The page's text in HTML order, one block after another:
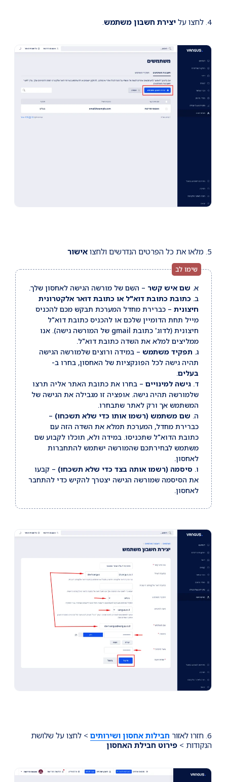
4. לחצו על יצירת חשבון משתמש.
5. מלאו את כל הפרטים הנדרשים ולחצו אישור
א. שם איש קשר – השם של מורשה הגישה לאחסון שלך.
ב. כתובת כתובת דוא"ל או כתובת דואר אלקטרונית
חיצונית – כברירת מחדל המערכת תבקש מכם להכניס
מייל תחת הדומיין שלכם או להכניס כתובת דוא"ל
חיצונית (לדוג' כתובת gmail של המורשה גישה). אנו
ממליצים למלא את השדה כתובת דוא"ל.
ג. תפקיד משתמש – במידה ורוצים שלמורשה הגישה
תהיה גישה לכל הפונקציות של האחסון, בחרו ב-
בעלים.
ד. גישה למינויים – בחרו את כתובת האתר אליה תרצו
שלמורשה תהיה גישה. אופציה זו מגבילה את הגישה של
המשתמש אך ורק לאתר שתבחרו.
ה. שם משתמש (רשמו אותו כדי שלא תשכחו) –
כברירת מחדל, המערכת תמלא את השדה הזה עם
כתובת הדוא"ל שתכניסו. במידה ולא, תוכלו לקבוע שם
משתמש לבחירתכם שהמורשה ישתמש להתחברות
לאחסון.
ו. סיסמה (רשמו אותה בצד כדי שלא תשכחו) – קבעו
את הסיסמה שמורשה הגישה יצטרך להקיש כדי להתחבר
לאחסון.
6. חזרו לאזור חבילות אחסון ושירותים > לחצו על שלושת
הנקודות > פירוט חבילת האחסון